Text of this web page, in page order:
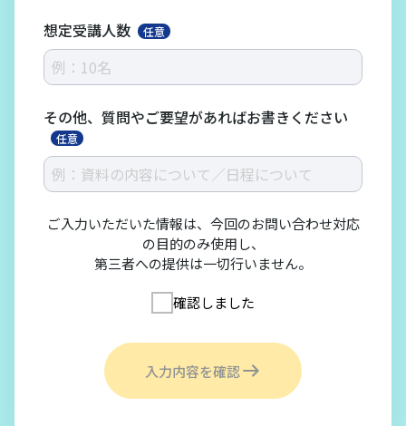
想定受講人数 任意
その他、質問やご要望があればお書きください
任意
ご入力いただいた情報は、今回のお問い合わせ対応
の目的のみ使用し、
第三者への提供は一切行いません。
確認しました
入力内容を確認